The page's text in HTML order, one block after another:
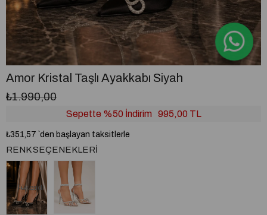
Amor Kristal Taşlı Ayakkabı Siyah
₺1.990,00
Sepette %50 İndirim 995,00 TL
₺351,57 `den başlayan taksitlerle
RENK SEÇENEKLERI
Tükendi